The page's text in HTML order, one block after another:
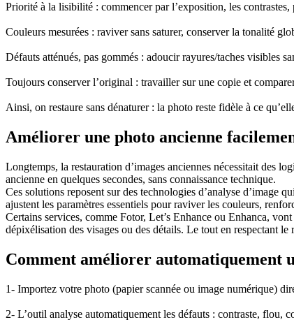
Priorité à la lisibilité : commencer par l’exposition, les contrastes,
Couleurs mesurées : raviver sans saturer, conserver la tonalité
Défauts atténués, pas gommés : adoucir rayures/taches visibles
Toujours conserver l’original : travailler sur une copie et
Ainsi, on restaure sans dénaturer : la photo reste fidèle à ce
Améliorer une photo ancienne
Longtemps, la restauration d’images anciennes nécessitait des
ancienne en quelques secondes, sans connaissance technique.
Ces solutions reposent sur des technologies d’analyse d’image
ajustent les paramètres essentiels pour raviver les couleurs,
Certains services, comme Fotor, Let’s Enhance ou Enhanca,
dépixélisation des visages ou des détails. Le tout en respectant
Comment améliorer automatiquement
1- Importez votre photo (papier scannée ou image numérique)
2- L’outil analyse automatiquement les défauts : contraste, flou,